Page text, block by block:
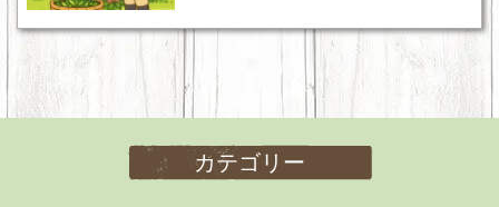
カテゴリー